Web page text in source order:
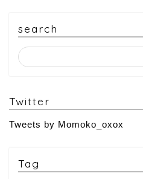
search
Twitter
Tweets by Momoko_oxox
Tag